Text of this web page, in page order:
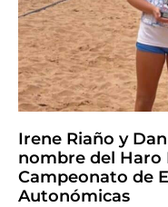
Irene Riaño y
nombre del Haro
Campeonato de
Autonómicas